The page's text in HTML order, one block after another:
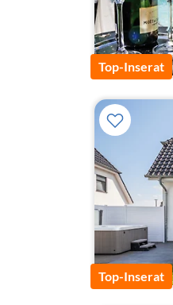
Top-Inserat
Top-Inserat